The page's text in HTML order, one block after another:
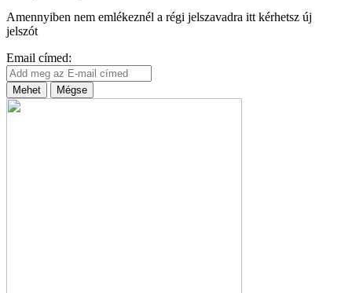
Amennyiben nem emlékeznél a régi jelszavadra itt kérhetsz új
jelszót
Email címed:
Mehet Mégse